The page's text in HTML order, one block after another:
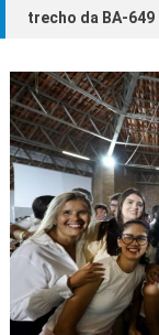
trecho da BA-649